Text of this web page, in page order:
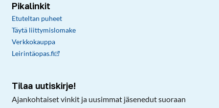
Pikalinkit
Etuteltan puheet
Täytä liittymislomake
Verkkokauppa
Leirintäopas.fi
Tilaa uutiskirje!
Ajankohtaiset vinkit ja uusimmat jäsenedut suoraan